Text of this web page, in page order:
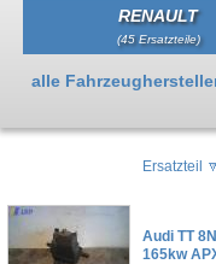
RENAULT
(45 Ersatzteile)
Anzeigen
alle
Ersatzteil
Audi TT
165kw